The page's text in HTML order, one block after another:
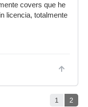
covers que he
licencia, totalmente
1 2